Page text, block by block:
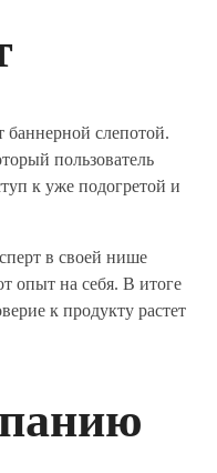
баннерной слепотой.
пользователь
к уже подогретой и
в своей нише
опыт на себя. В итоге
к продукту растет